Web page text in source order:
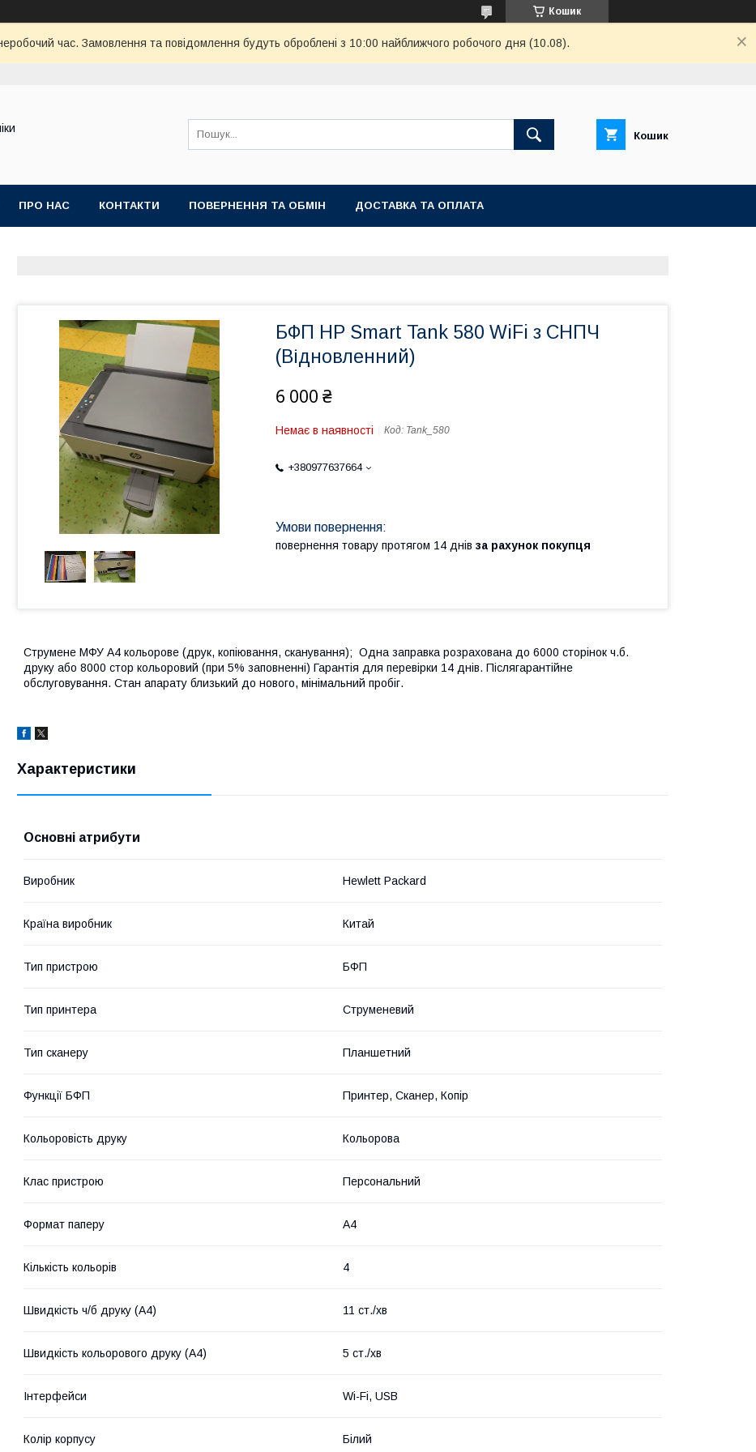
Кошик
час. Замовлення та повідомлення будуть оброблені з 10:00 найближчого робочого дня (10.08).
Кошик
ПРО НАС КОНТАКТИ ПОВЕРНЕННЯ ТА ОБМІН ДОСТАВКА ТА ОПЛАТА
БФП HP Smart Tank 580 WiFi з СНПЧ
(Відновленний)
6 000 ₴
Немає в наявності Код: Tank_580
+380977637664
повернення товару протягом 14 днів за рахунок покупця
Струмене МФУ А4 кольорове (друк, копіювання, сканування); Одна заправка розрахована до 6000 сторінок ч.б.
друку або 8000 стор кольоровий (при 5% заповненні) Гарантія для перевірки 14 днів. Післягарантійне
обслуговування. Стан апарату близький до нового, мінімальний пробіг.
Характеристики
Основні атрибути
Виробник Hewlett Packard
Країна виробник Китай
Тип пристрою БФП
Тип принтера Струменевий
Тип сканеру Планшетний
Функції БФП Принтер, Сканер, Копір
Кольоровість друку Кольорова
Клас пристрою Персональний
Формат паперу А4
Кількість кольорів 4
Швидкість ч/б друку (A4) 11 ст./хв
Швидкість кольорового друку (A4) 5 ст./хв
Інтерфейси Wi-Fi, USB
Колір корпусу Білий